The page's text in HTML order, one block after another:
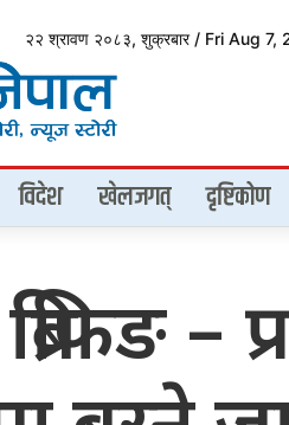
२२ श्रावण २०८३, शुक्रबार / Fri Aug 7,
विदेश खेलजगत् दृष्टिकोण
–